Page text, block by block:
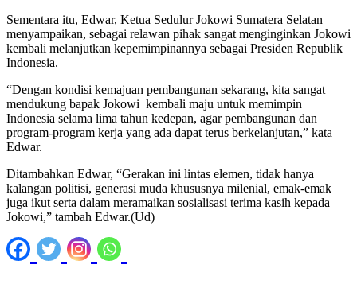
Sementara itu, Edwar, Ketua Sedulur Jokowi Sumatera Selatan
menyampaikan, sebagai relawan pihak sangat menginginkan Jokowi
kembali melanjutkan kepemimpinannya sebagai Presiden Republik
Indonesia.
“Dengan kondisi kemajuan pembangunan sekarang, kita sangat
mendukung bapak Jokowi kembali maju untuk memimpin
Indonesia selama lima tahun kedepan, agar pembangunan dan
program-program kerja yang ada dapat terus berkelanjutan,” kata
Edwar.
Ditambahkan Edwar, “Gerakan ini lintas elemen, tidak hanya
kalangan politisi, generasi muda khususnya milenial, emak-emak
juga ikut serta dalam meramaikan sosialisasi terima kasih kepada
Jokowi,” tambah Edwar.(Ud)